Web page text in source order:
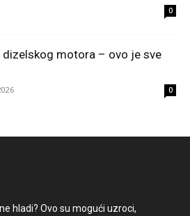
0
motora – ovo je sve
0
hladi? Ovo su mogući uzroci,